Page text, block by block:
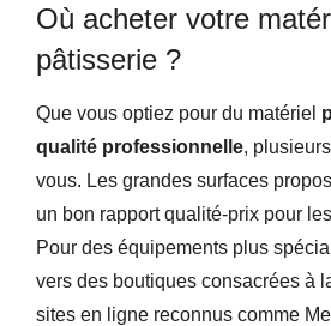
Où acheter votre
pâtisserie ?
Que vous optiez pour du matériel
qualité professionnelle,
vous. Les grandes surfaces
un bon rapport qualité-prix pour
Pour des équipements plus
vers des boutiques consacrées à
sites en ligne reconnus comme